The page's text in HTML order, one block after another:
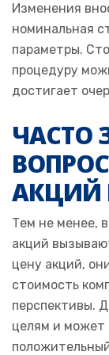
Изменения
номинальная
параметры.
процедуру
достигает
ЧАСТО
АКЦИЙ
Тем не менее,
акций
цену акций,
стоимость
перспективы.
целям и может